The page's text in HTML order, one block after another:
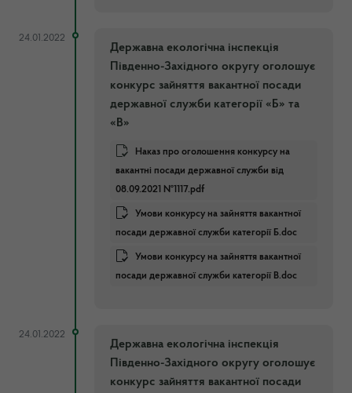
24.01.2022
Державна екологічна інспекція
Південно-Західного округу оголошує
конкурс зайняття вакантної посади
державної служби категорії «Б» та
«В»
Наказ про оголошення конкурсу на
вакантні посади державної служби від
08.09.2021 №1117.pdf
Умови конкурсу на зайняття вакантної
посади державної служби категорії Б.doc
Умови конкурсу на зайняття вакантної
посади державної служби категорії В.doc
24.01.2022
Державна екологічна інспекція
Південно-Західного округу оголошує
конкурс зайняття вакантної посади